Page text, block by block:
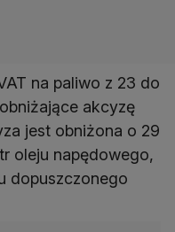
na paliwo z 23 do
akcyzę
jest obniżona o 29
oleju napędowego,
dopuszczonego